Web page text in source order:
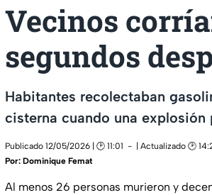
Vecinos
segundos
Habitantes recolectaban
cisterna cuando una
Publicado 12/05/2026 | 🕑 11:01
| Actualizado 🕑
Por: Dominique Femat
Al menos 26 personas murieron y